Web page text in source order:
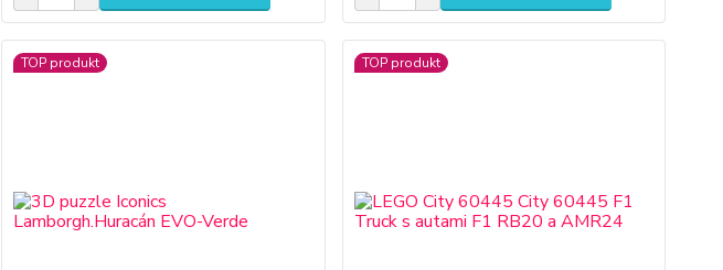
TOP produkt TOP produkt